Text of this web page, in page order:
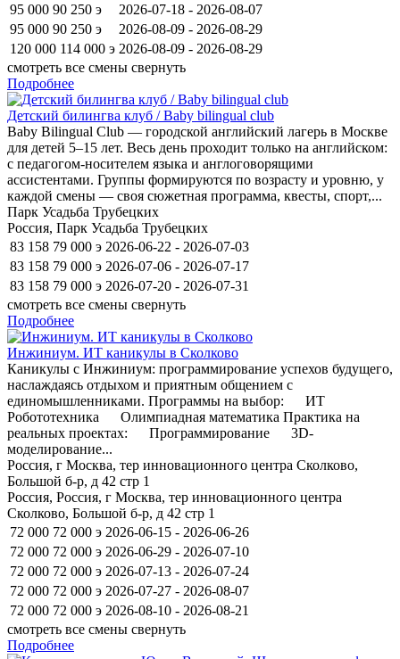
95 000 90 250 э
2026-07-18 - 2026-08-07
95 000 90 250 э
2026-08-09 - 2026-08-29
120 000 114 000 э 2026-08-09 - 2026-08-29
смотреть все смены свернуть
Подробнее
Детский билингва клуб / Baby bilingual club
Baby Bilingual Club — городской английский лагерь в Москве
для детей 5–15 лет. Весь день проходит только на английском:
с педагогом-носителем языка и англоговорящими
ассистентами. Группы формируются по возрасту и уровню, у
каждой смены — своя сюжетная программа, квесты, спорт,...
Парк Усадьба Трубецких
Россия, Парк Усадьба Трубецких
83 158 79 000 э 2026-06-22 - 2026-07-03
83 158 79 000 э 2026-07-06 - 2026-07-17
83 158 79 000 э 2026-07-20 - 2026-07-31
смотреть все смены свернуть
Подробнее
Инжиниум. ИТ каникулы в Сколково
Каникулы с Инжиниум: программирование успехов будущего,
наслаждаясь отдыхом и приятным общением с
единомышленниками. Программы на выбор: ИТ
Робототехника Олимпиадная математика Практика на
реальных проектах: Программирование 3D-
моделирование...
Россия, г Москва, тер инновационного центра Сколково,
Большой б-р, д 42 стр 1
Россия, Россия, г Москва, тер инновационного центра
Сколково, Большой б-р, д 42 стр 1
72 000 72 000 э 2026-06-15 - 2026-06-26
72 000 72 000 э 2026-06-29 - 2026-07-10
72 000 72 000 э 2026-07-13 - 2026-07-24
72 000 72 000 э 2026-07-27 - 2026-08-07
72 000 72 000 э 2026-08-10 - 2026-08-21
смотреть все смены свернуть
Подробнее